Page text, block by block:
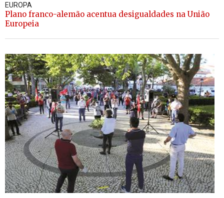
EUROPA
Plano franco-alemão acentua desigualdades na União
Europeia